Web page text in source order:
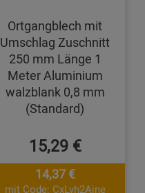
Ortgangblech mit
Umschlag Zuschnitt
250 mm Länge 1
Meter Aluminium
walzblank 0,8 mm
(Standard)
15,29 €
14,37 €
mit Code: CxLyh2Ajne